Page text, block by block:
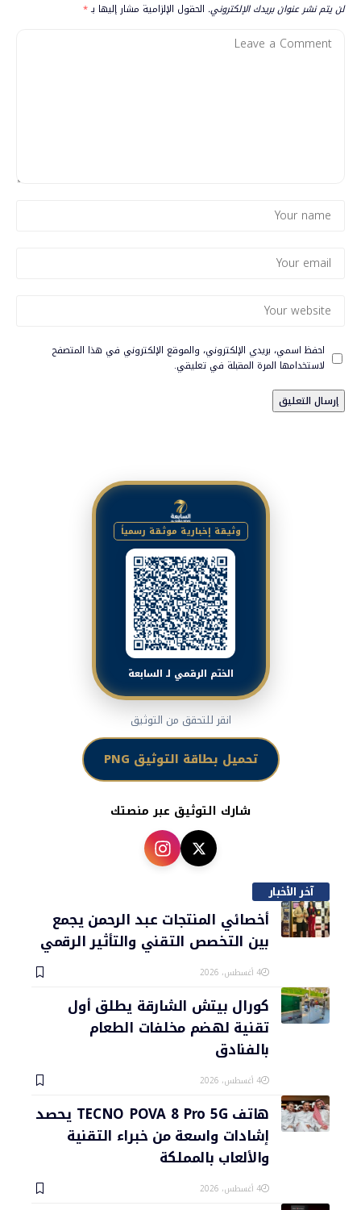
لن يتم نشر عنوان بريدك الإلكتروني. الحقول الإلزامية مشار إليها بـ*
احفظ اسمي، بريدي الإلكتروني، والموقع الإلكتروني في هذا المتصفح
لاستخدامها المرة المقبلة في تعليقي.
وثيقة إخبارية موثقة رسمياً
الختم الرقمي لـ السابعة
انقر للتحقق من التوثيق
تحميل بطاقة التوثيق PNG
شارك التوثيق عبر منصتك
آخر الأخبار
أخصائي المنتجات عبد الرحمن يجمع
بين التخصص التقني والتأثير الرقمي
4 أغسطس، 2026
كورال بيتش الشارقة يطلق أول
تقنية لهضم مخلفات الطعام
بالفنادق
4 أغسطس، 2026
هاتف TECNO POVA 8 Pro 5G يحصد
إشادات واسعة من خبراء التقنية
والألعاب بالمملكة
4 أغسطس، 2026